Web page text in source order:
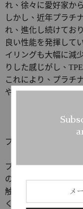
れ、徐々に愛好家か
しかし、近年プラチ
れ、進化し続けてお
良い性能を発揮して
イリングも大幅に減
りした感じがし、 TPE
これにより、プラチ
や 愛好家からの支持
プラチナシリコンの
プラチナシリコンの
の細部の再現性はTPE
触感が柔らかいだけ
く、非常にリアルで